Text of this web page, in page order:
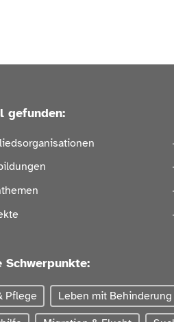
gefunden:
Schwerpunkte:
Pflege Leben mit Behinderung